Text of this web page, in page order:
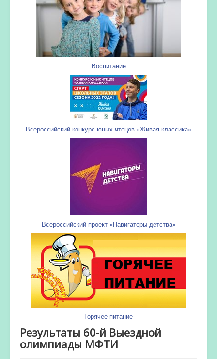
Воспитание
Всероссийский конкурс юных чтецов «Живая классика»
Всероссийский проект «Навигаторы детства»
Горячее питание
Результаты 60-й Выездной
олимпиады МФТИ